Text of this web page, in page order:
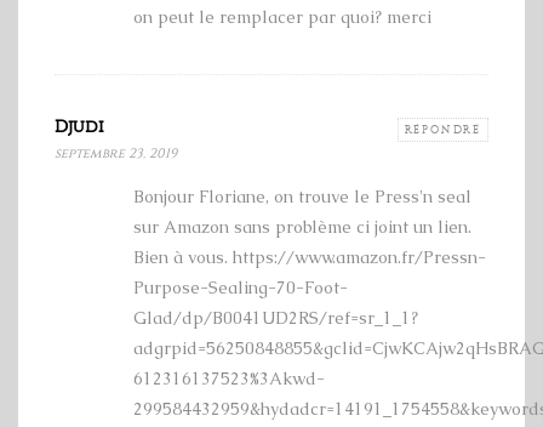
on peut le remplacer par quoi? merci
Djudi RÉPONDRE
septembre 23, 2019
Bonjour Floriane, on trouve le Press'n seal
sur Amazon sans problème ci joint un lien.
Bien à vous. https://www.amazon.fr/Pressn-
Purpose-Sealing-70-Foot-
Glad/dp/B0041UD2RS/ref=sr_1_1?
612316137523%3Akwd-